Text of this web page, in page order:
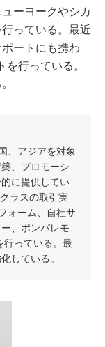
ーヨークやシカ
っている。最近
ートにも携わ
行っている。
、アジアを対象
、プロモーシ
に提供してい
ラスの取引実
ォーム、自社サ
、ポンパレモ
行っている。最
している。